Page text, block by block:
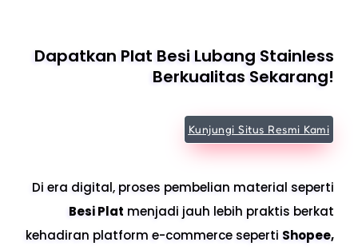
Dapatkan Plat Besi Lubang Stainless
Berkualitas Sekarang!
Kunjungi Situs Resmi Kami
Di era digital, proses pembelian material seperti
Besi Plat menjadi jauh lebih praktis berkat
kehadiran platform e-commerce seperti Shopee,